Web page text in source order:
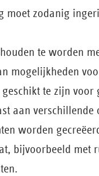
moet zodanig
te worden
mogelijkheden
te zijn voor
aan verschillende
worden
bijvoorbeeld met